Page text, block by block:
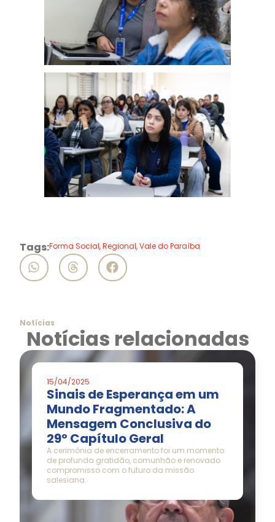
Tags:Forma Social,Regional,Vale do Paraíba
Notícias
Notícias relacionadas
15/04/2025
Sinais de Esperança em um
Mundo Fragmentado: A
Mensagem Conclusiva do
29º Capítulo Geral
A cerimônia de encerramento foi um momento
de profunda gratidão, comunhão e renovado
compromisso com o futuro da missão
salesiana.